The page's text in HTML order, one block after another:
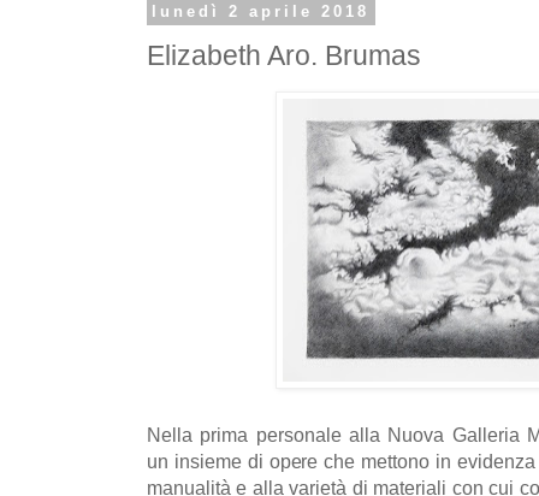
lunedì 2 aprile 2018
Elizabeth Aro. Brumas
Nella prima personale alla Nuova Galleria
un insieme di opere che mettono in
manualità e alla varietà di materiali con cui